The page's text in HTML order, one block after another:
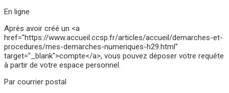
En ligne
Après avoir créé un <a
href="https://www.accueil.ccsp.fr/articles/accueil/demarches-et-
procedures/mes-demarches-numeriques-h29.html"
target="_blank">compte</a>, vous pouvez déposer votre requête
à partir de votre espace personnel.
Par courrier postal